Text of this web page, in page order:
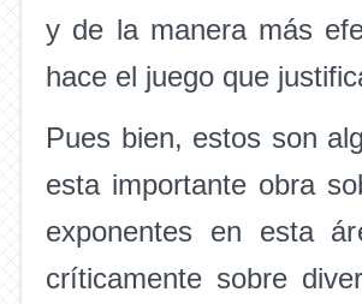
y de la manera más
hace el juego que
Pues bien, estos son
esta importante obra
exponentes en esta
críticamente sobre